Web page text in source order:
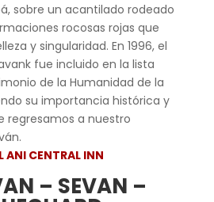
sobre un acantilado rodeado
rocosas rojas que
y singularidad. En 1996, el
fue incluido en la lista
de la Humanidad de la
su importancia histórica y
regresamos a nuestro
ANI CENTRAL INN
– SEVAN –